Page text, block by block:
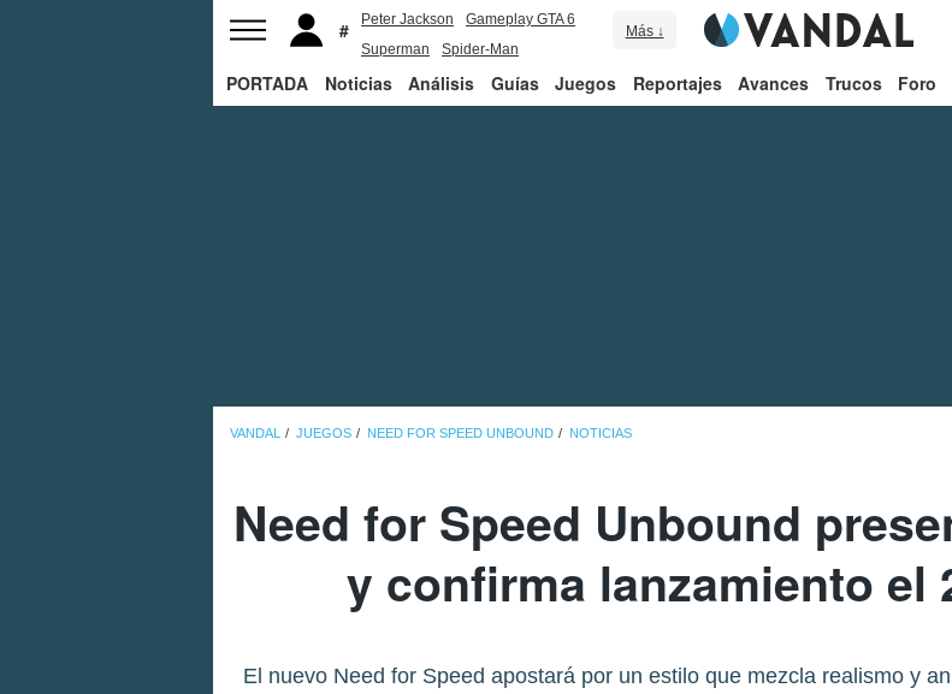
Peter Jackson
Gameplay GTA 6
Superman
Spider-Man
Más ↓
PORTADA Noticias Análisis Guías Juegos Reportajes Avances Trucos Foro
VANDAL JUEGOS NEED FOR SPEED UNBOUND NOTICIAS
Need for Speed Unbound
y confirma lanzamiento el
El nuevo Need for Speed apostará por un estilo que mezcla realismo y